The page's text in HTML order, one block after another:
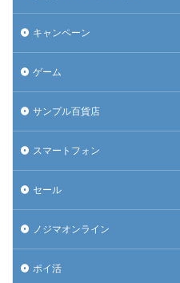
キャンペーン
ゲーム
サンプル百貨店
スマートフォン
セール
ノジマオンライン
ポイ活